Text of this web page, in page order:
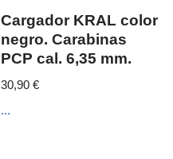
Cargador KRAL color
negro. Carabinas
PCP cal. 6,35 mm.
30,90€
...